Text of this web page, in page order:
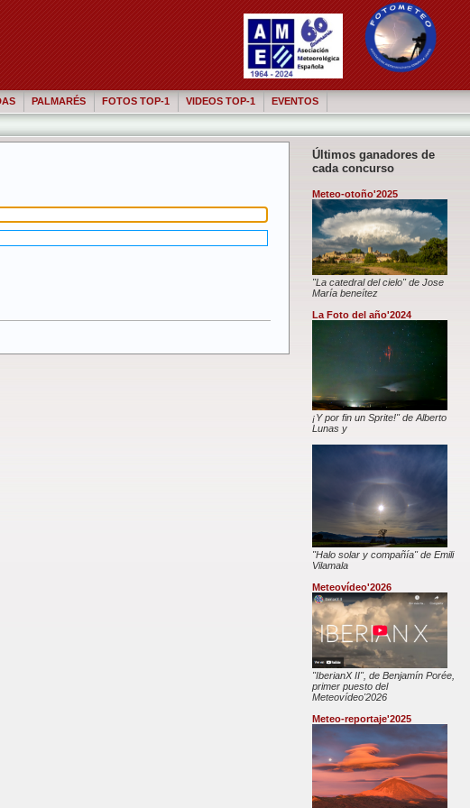
PALMARÉS FOTOS TOP-1 VIDEOS TOP-1 EVENTOS
Últimos ganadores de
cada concurso
Meteo-otoño'2025
"La catedral del cielo" de Jose
María beneítez
La Foto del año'2024
¡Y por fin un Sprite!" de Alberto
Lunas y
"Halo solar y compañía" de Emili
Vilamala
Meteovídeo'2026
"IberianX II", de Benjamín Porée,
primer puesto del
Meteovídeo'2026
Meteo-reportaje'2025